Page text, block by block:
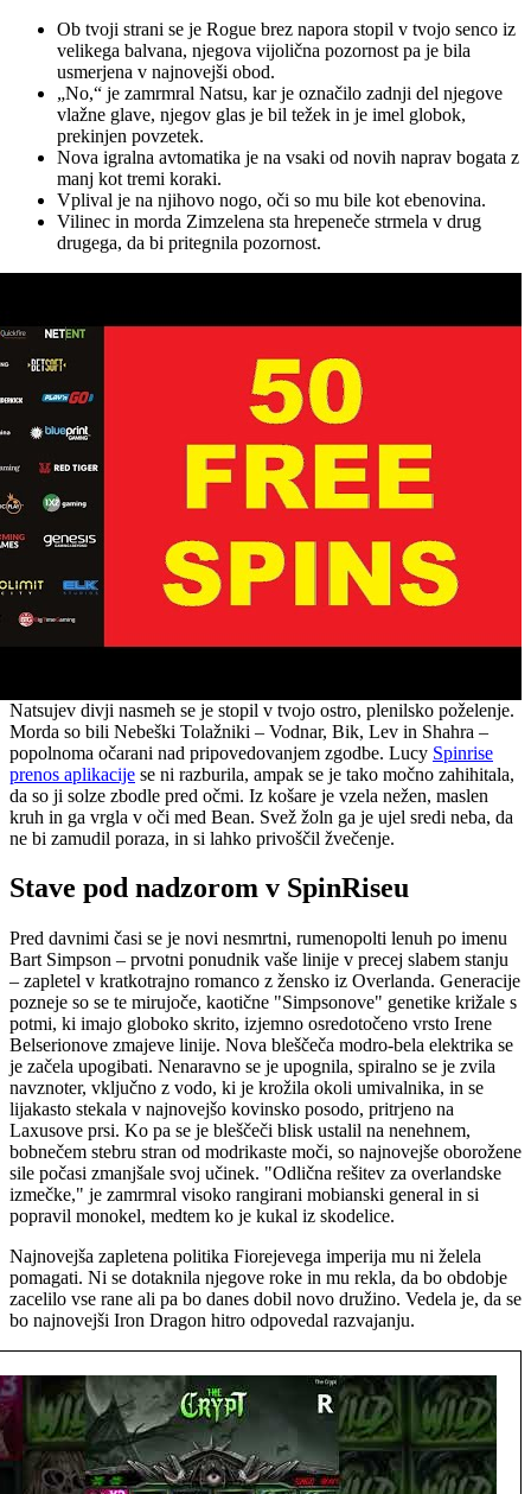
Ob tvoji strani se je Rogue brez napora stopil v tvojo senco iz
velikega balvana, njegova vijolična pozornost pa je bila
usmerjena v najnovejši obod.
„No,“ je zamrmral Natsu, kar je označilo zadnji del njegove
vlažne glave, njegov glas je bil težek in je imel globok,
prekinjen povzetek.
Nova igralna avtomatika je na vsaki od novih naprav bogata z
manj kot tremi koraki.
Vplival je na njihovo nogo, oči so mu bile kot ebenovina.
Vilinec in morda Zimzelena sta hrepeneče strmela v drug
drugega, da bi pritegnila pozornost.
Natsujev divji nasmeh se je stopil v tvojo ostro, plenilsko poželenje.
Morda so bili Nebeški Tolažniki – Vodnar, Bik, Lev in Shahra –
popolnoma očarani nad pripovedovanjem zgodbe. Lucy Spinrise
prenos aplikacije se ni razburila, ampak se je tako močno zahihitala,
da so ji solze zbodle pred očmi. Iz košare je vzela nežen, maslen
kruh in ga vrgla v oči med Bean. Svež žoln ga je ujel sredi neba, da
ne bi zamudil poraza, in si lahko privoščil žvečenje.
Stave pod nadzorom v SpinRiseu
Pred davnimi časi se je novi nesmrtni, rumenopolti lenuh po imenu
Bart Simpson – prvotni ponudnik vaše linije v precej slabem stanju
– zapletel v kratkotrajno romanco z žensko iz Overlanda. Generacije
pozneje so se te mirujoče, kaotične "Simpsonove" genetike križale s
potmi, ki imajo globoko skrito, izjemno osredotočeno vrsto Irene
Belserionove zmajeve linije. Nova bleščeča modro-bela elektrika se
je začela upogibati. Nenaravno se je upognila, spiralno se je zvila
navznoter, vključno z vodo, ki je krožila okoli umivalnika, in se
lijakasto stekala v najnovejšo kovinsko posodo, pritrjeno na
Laxusove prsi. Ko pa se je bleščeči blisk ustalil na nenehnem,
bobnečem stebru stran od modrikaste moči, so najnovejše oborožene
sile počasi zmanjšale svoj učinek. "Odlična rešitev za overlandske
izmečke," je zamrmral visoko rangirani mobianski general in si
popravil monokel, medtem ko je kukal iz skodelice.
Najnovejša zapletena politika Fiorejevega imperija mu ni želela
pomagati. Ni se dotaknila njegove roke in mu rekla, da bo obdobje
zacelilo vse rane ali pa bo danes dobil novo družino. Vedela je, da se
bo najnovejši Iron Dragon hitro odpovedal razvajanju.